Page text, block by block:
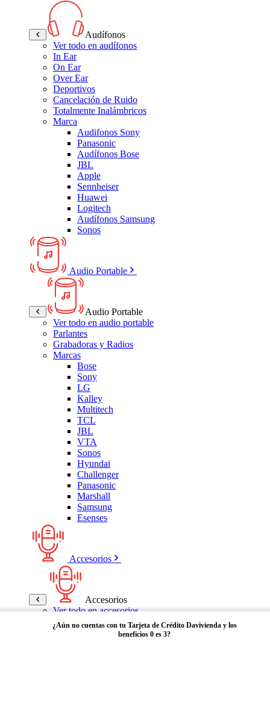
Audífonos
Ver todo en audífonos
In Ear
On Ear
Over Ear
Deportivos
Cancelación de Ruido
Totalmente Inalámbricos
Marca
Audifonos Sony
Panasonic
Audífonos Bose
JBL
Apple
Sennheiser
Huawei
Logitech
Audífonos Samsung
Sonos
Audio Portable
Audio Portable
Ver todo en audio portable
Parlantes
Grabadoras y Radios
Marcas
Bose
Sony
LG
Kalley
Multitech
TCL
JBL
VTA
Sonos
Hyundai
Challenger
Panasonic
Marshall
Samsung
Esenses
Accesorios
Accesorios
Ver todo en accesorios
Micrófonos
Bases
¿Aún no cuentas con tu Tarjeta de Crédito Davivienda y los
beneficios 0 es 3?